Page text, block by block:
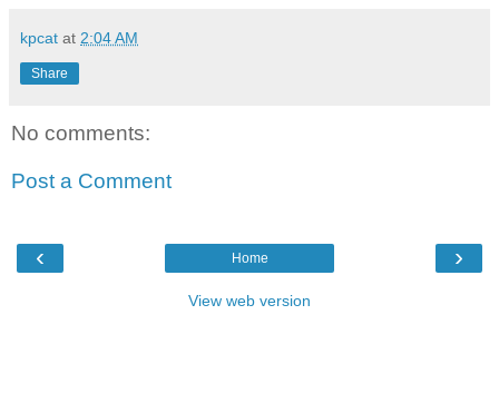
kpcat at 2:04 AM
Share
No comments:
Post a Comment
‹ ›
Home
View web version